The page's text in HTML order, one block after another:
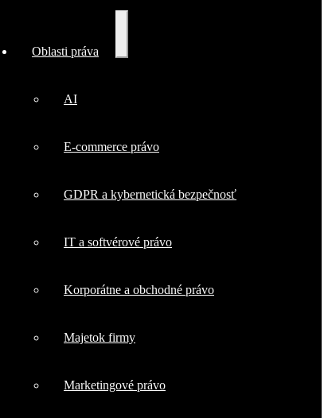
Oblasti práva
AI
E-commerce právo
GDPR a kybernetická bezpečnosť
IT a softvérové právo
Korporátne a obchodné právo
Majetok firmy
Marketingové právo